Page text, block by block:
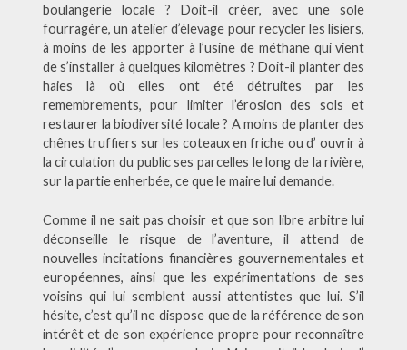
boulangerie locale ? Doit-il créer, avec une sole
fourragère, un atelier d’élevage pour recycler les lisiers,
à moins de les apporter à l’usine de méthane qui vient
de s’installer à quelques kilomètres ? Doit-il planter des
haies là où elles ont été détruites par les
remembrements, pour limiter l’érosion des sols et
restaurer la biodiversité locale ? A moins de planter des
chênes truffiers sur les coteaux en friche ou d’ ouvrir à
la circulation du public ses parcelles le long de la rivière,
sur la partie enherbée, ce que le maire lui demande.
Comme il ne sait pas choisir et que son libre arbitre lui
déconseille le risque de l’aventure, il attend de
nouvelles incitations financières gouvernementales et
européennes, ainsi que les expérimentations de ses
voisins qui lui semblent aussi attentistes que lui. S’il
hésite, c’est qu’il ne dispose que de la référence de son
intérêt et de son expérience propre pour reconnaître